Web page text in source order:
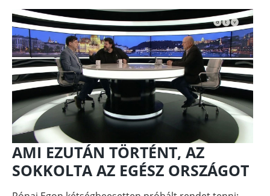
AMI EZUTÁN TÖRTÉNT, AZ
SOKKOLTA AZ EGÉSZ ORSZÁGOT